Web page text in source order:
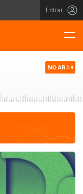
Entrar
NO AR